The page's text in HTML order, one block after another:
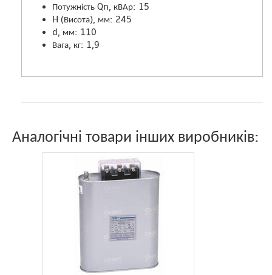
Потужність Qn, кВАр: 15
H (Висота), мм: 245
d, мм: 110
Вага, кг: 1,9
Аналогічні товари інших виробників: